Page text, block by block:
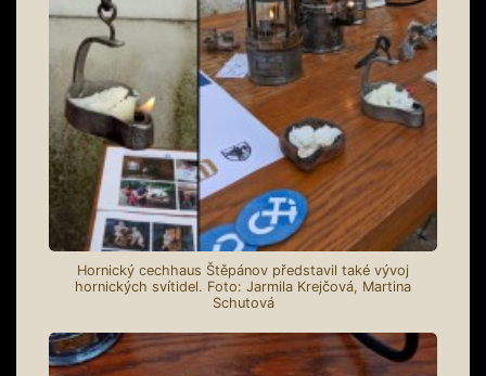
Hornický cechhaus Štěpánov představil také vývoj
hornických svítidel. Foto: Jarmila Krejčová, Martina
Schutová